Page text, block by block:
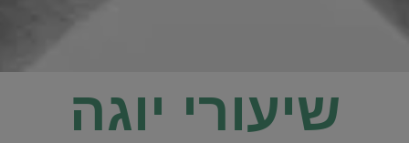
שיעורי יוגה